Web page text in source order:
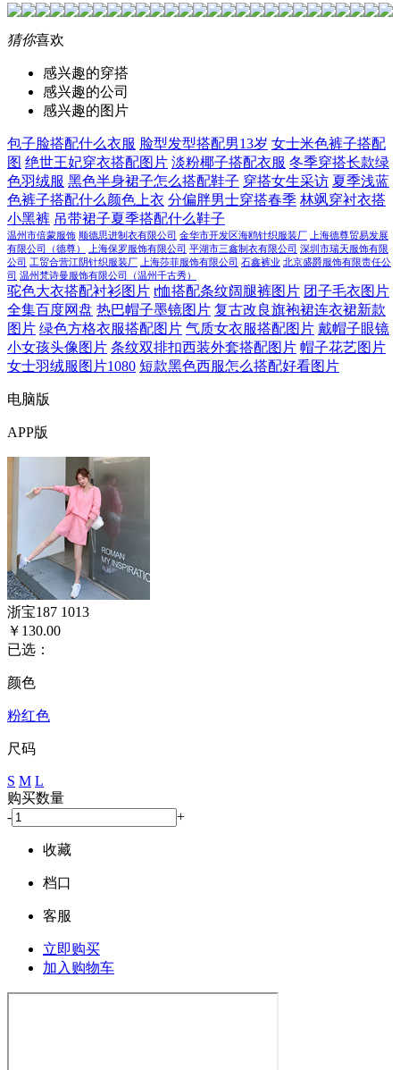
猜你喜欢
感兴趣的穿搭
感兴趣的公司
感兴趣的图片
包子脸搭配什么衣服 脸型发型搭配男13岁 女士米色裤子搭配
图 绝世王妃穿衣搭配图片 淡粉椰子搭配衣服 冬季穿搭长款绿
色羽绒服 黑色半身裙子怎么搭配鞋子 穿搭女生采访 夏季浅蓝
色裤子搭配什么颜色上衣 分偏胖男士穿搭春季 林飒穿衬衣搭
小黑裤 吊带裙子夏季搭配什么鞋子
温州市倍蒙服饰 顺德思进制衣有限公司 金华市开发区海鸥针织服装厂
上海德尊贸易发展
有限公司（德尊）
上海保罗服饰有限公司 平湖市三鑫制衣有限公司 深圳市瑞天服饰有限
公司 工贸合营江阴针织服装厂 上海莎菲服饰有限公司 石鑫裤业 北京盛爵服饰有限责任公
司 温州梵诗曼服饰有限公司（温州千古秀）
驼色大衣搭配衬衫图片 t恤搭配条纹阔腿裤图片 团子毛衣图片
全集百度网盘 热巴帽子墨镜图片 复古改良旗袍裙连衣裙新款
图片 绿色方格衣服搭配图片 气质女衣服搭配图片 戴帽子眼镜
小女孩头像图片 条纹双排扣西装外套搭配图片 帽子花艺图片
女士羽绒服图片1080 短款黑色西服怎么搭配好看图片
电脑版
APP版
浙宝187 1013
￥130.00
已选：
颜色
粉红色
尺码
S M L
购买数量
-
+
收藏
档口
客服
立即购买
加入购物车